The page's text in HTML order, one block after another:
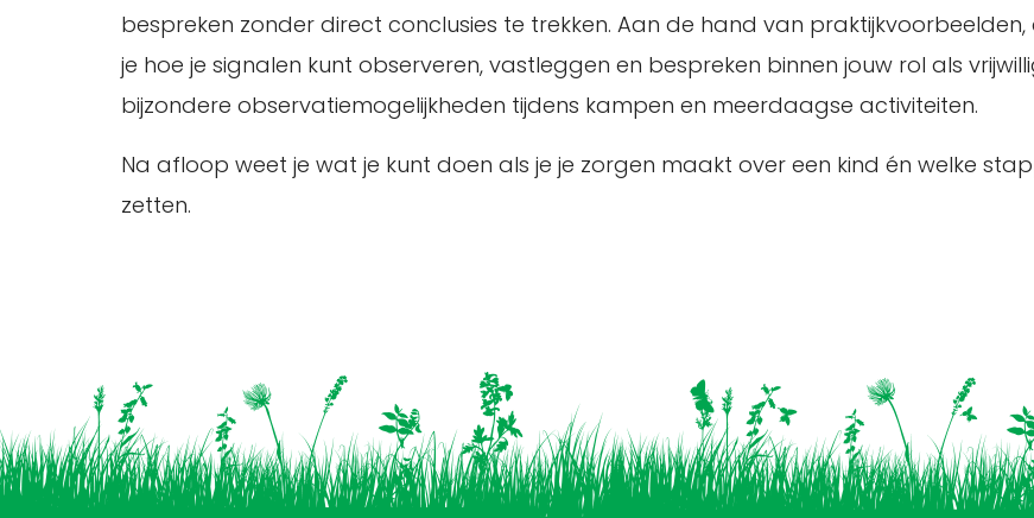
bespreken zonder direct conclusies te trekken. Aan de hand van
je hoe je signalen kunt observeren, vastleggen en bespreken binnen jouw rol als
bijzondere observatiemogelijkheden tijdens kampen en meerdaagse activiteiten.
Na afloop weet je wat je kunt doen als je je zorgen maakt over een kind én welke
zetten.